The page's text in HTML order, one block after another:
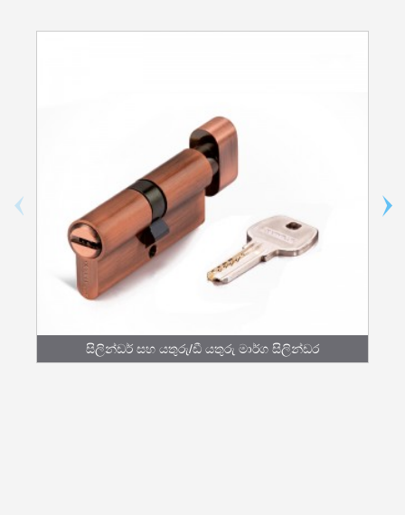
සිලින්ඩර් සහ යතුරු/ඩී යතුරු මාර්ග සිලින්ඩර